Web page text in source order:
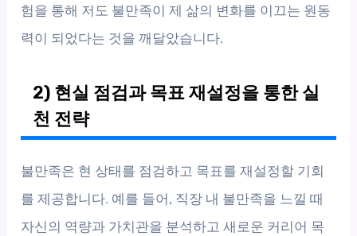
험을 통해 저도 불만족이 제 삶의 변화를 이끄는 원동
력이 되었다는 것을 깨달았습니다.
2) 현실 점검과 목표 재설정을 통한 실
천 전략
불만족은 현 상태를 점검하고 목표를 재설정할 기회
를 제공합니다. 예를 들어, 직장 내 불만족을 느낄 때
자신의 역량과 가치관을 분석하고 새로운 커리어 목